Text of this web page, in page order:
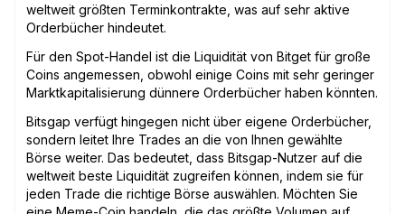
weltweit größten Terminkontrakte, was auf sehr aktive
Orderbücher hindeutet.
Für den Spot-Handel ist die Liquidität von Bitget für große
Coins angemessen, obwohl einige Coins mit sehr geringer
Marktkapitalisierung dünnere Orderbücher haben könnten.
Bitsgap verfügt hingegen nicht über eigene Orderbücher,
sondern leitet Ihre Trades an die von Ihnen gewählte
Börse weiter. Das bedeutet, dass Bitsgap-Nutzer auf die
weltweit beste Liquidität zugreifen können, indem sie für
jeden Trade die richtige Börse auswählen. Möchten Sie